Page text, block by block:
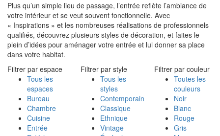
Plus qu’un simple lieu de passage, l’entrée reflète l’ambiance de
votre intérieur et se veut souvent fonctionnelle. Avec
« Inspirations » et les nombreuses réalisations de professionnels
qualifiés, découvrez plusieurs styles de décoration, et faites le
plein d’idées pour aménager votre entrée et lui donner sa place
dans votre habitat.
Filtrer par espace
Tous les
espaces
Bureau
Chambre
Cuisine
Entrée
Filtrer par style
Tous les
styles
Contemporain
Classique
Ethnique
Vintage
Filtrer par couleur
Toutes les
couleurs
Noir
Blanc
Rouge
Gris